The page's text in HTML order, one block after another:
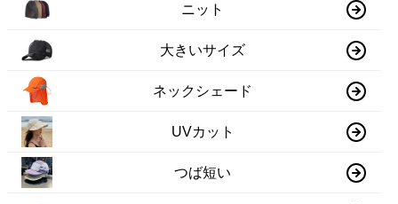
ニット
大きいサイズ
ネックシェード
UVカット
つば短い